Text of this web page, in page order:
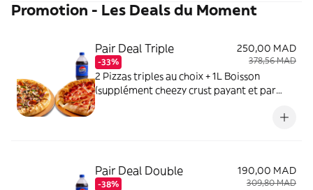
Promotion - Les Deals du Moment
Pair Deal Triple
-33%
250,00 MAD
378,56 MAD
2 Pizzas triples au choix + 1L Boisson
(supplément cheezy crust payant et par
Pair Deal Double
-38%
190,00 MAD
309,80 MAD